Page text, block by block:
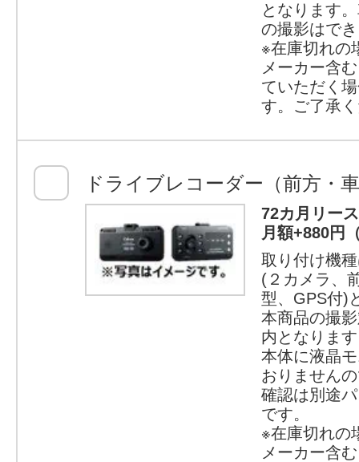
となります
の撮影はで
※在庫切れの
メーカー含
ていただく
す。ご了承
ドライブレコーダー（前方・
72カ月リー
月額+880円
取り付け機
(２カメラ、
型、GPS付)
本商品の撮
内となりま
本体に液晶
おりません
確認は別途
です。
※在庫切れの
メーカー含